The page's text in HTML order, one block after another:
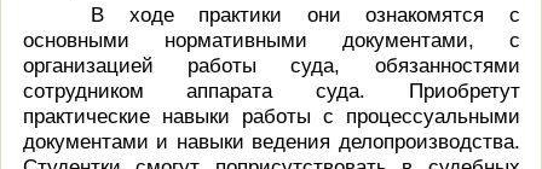
В ходе практики они ознакомятся с
основными нормативными документами, с
организацией работы суда, обязанностями
сотрудником аппарата суда. Приобретут
практические навыки работы с процессуальными
документами и навыки ведения делопроизводства.